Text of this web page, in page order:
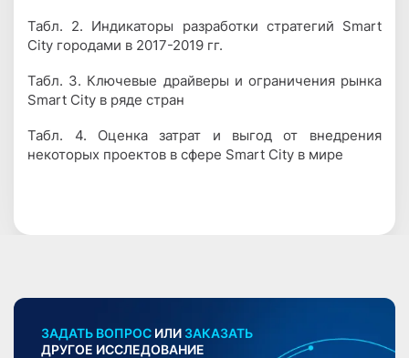
Табл. 2. Индикаторы разработки стратегий Smart
City городами в 2017-2019 гг.
Табл. 3. Ключевые драйверы и ограничения рынка
Smart City в ряде стран
Табл. 4. Оценка затрат и выгод от внедрения
некоторых проектов в сфере Smart City в мире
ЗАДАТЬ ВОПРОС ИЛИ ЗАКАЗАТЬ
ДРУГОЕ ИССЛЕДОВАНИЕ